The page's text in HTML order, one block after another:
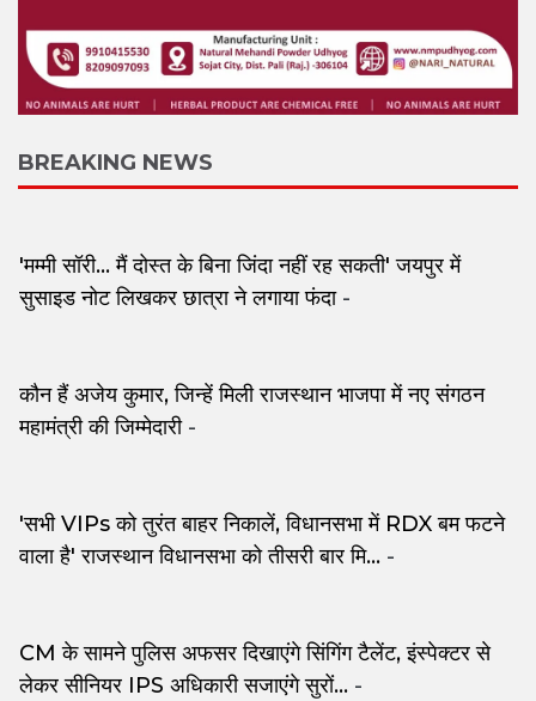
BREAKING NEWS
'मम्मी सॉरी... मैं दोस्त के बिना जिंदा नहीं रह सकती' जयपुर में
सुसाइड नोट लिखकर छात्रा ने लगाया फंदा-
कौन हैं अजेय कुमार, जिन्हें मिली राजस्थान भाजपा में नए संगठन
महामंत्री की जिम्मेदारी-
'सभी VIPs को तुरंत बाहर निकालें, विधानसभा में RDX बम फटने
वाला है' राजस्थान विधानसभा को तीसरी बार मि... -
CM के सामने पुलिस अफसर दिखाएंगे सिंगिंग टैलेंट, इंस्पेक्टर से
लेकर सीनियर IPS अधिकारी सजाएंगे सुरों... -